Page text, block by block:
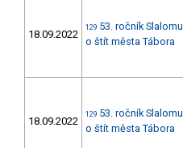
18.09.2022
129 53. ročník Slalomu
o štít města Tábora
18.09.2022
129 53. ročník Slalomu
o štít města Tábora